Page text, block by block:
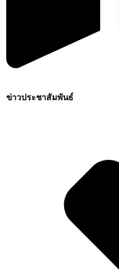
ข่าวประชาสัมพันธ์